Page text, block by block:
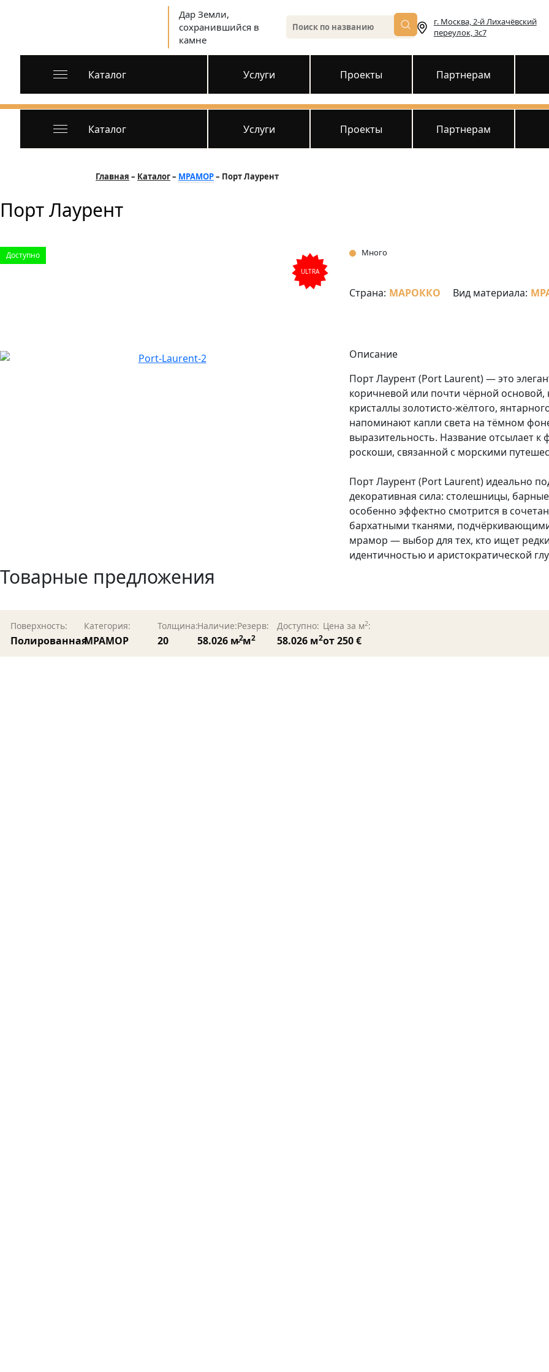
Дар Земли,
сохранившийся в
камне
г. Москва, 2-й Лихачёвский
переулок, 3с7
Каталог Услуги Проекты Партнерам
Каталог Услуги Проекты Партнерам
Главная Каталог МРАМОР Порт Лаурент
Порт Лаурент
Доступно
ULTRA
Много
Страна: МАРОККО Вид материала:
Описание
Порт Лаурент (Port Laurent) — это
коричневой или почти чёрной
кристаллы золотисто-жёлтого,
напоминают капли света на тёмном
выразительность. Название отсылает
роскоши, связанной с морскими
Порт Лаурент (Port Laurent) идеально
декоративная сила: столешницы,
особенно эффектно смотрится в
бархатными тканями,
мрамор — выбор для тех, кто ищет
идентичностью и аристократической
Товарные предложения
Поверхность:
Полированная
Категория:
МРАМОР
Толщина:
20
Наличие:
58.026 м2
Резерв:
- м2
Доступно:
58.026 м2
Цена за м2:
от 250 €